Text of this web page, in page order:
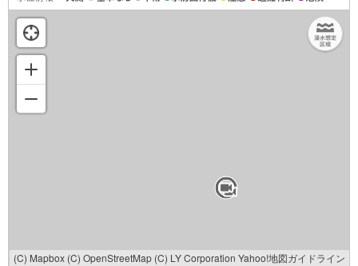
(C) Mapbox (C) OpenStreetMap (C) LY Corporation Yahoo!地図ガイドライン